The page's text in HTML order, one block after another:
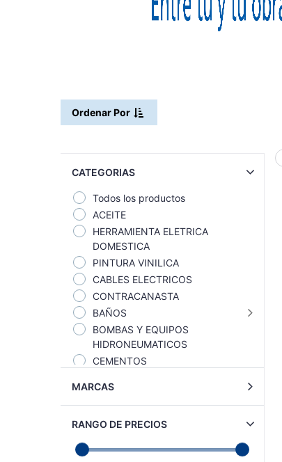
Ordenar Por
MARCAS
RANGO DE PRECIOS
CATEGORIAS
Todos los productos
ACEITE
HERRAMIENTA ELETRICA
DOMESTICA
PINTURA VINILICA
CABLES ELECTRICOS
CONTRACANASTA
BAÑOS
BOMBAS Y EQUIPOS
HIDRONEUMATICOS
CEMENTOS
HERRAMIENTAS
LIMPIEZA